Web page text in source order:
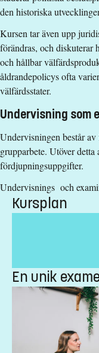
den historiska
Kursen tar även upp
förändras, och diskuterar
och hållbar
åldrandepolicys ofta
välfärdsstater.
Undervisning som
Undervisningen består
grupparbete. Utöver
fördjupningsuppgifter.
Undervisnings och
Kursplan
En unik